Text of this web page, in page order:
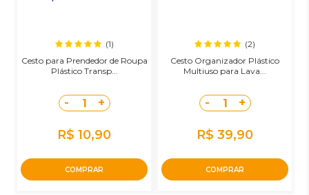
(1)
Cesto para Prendedor de Roupa
Plástico Transp...
- 1 +
R$ 10,90
COMPRAR
(2)
Cesto Organizador Plástico
Multiuso para Lava...
- 1 +
R$ 39,90
COMPRAR